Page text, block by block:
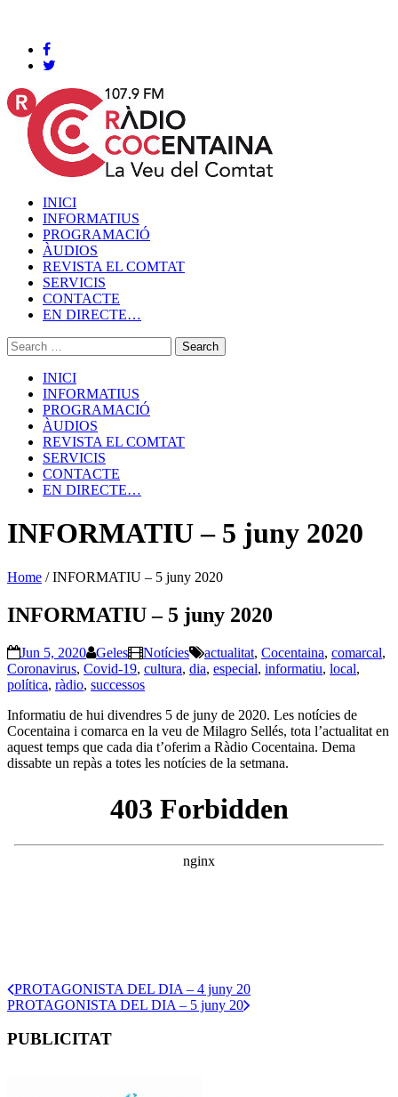
INICI
INFORMATIUS
PROGRAMACIÓ
ÀUDIOS
REVISTA EL COMTAT
SERVICIS
CONTACTE
EN DIRECTE…
INICI
INFORMATIUS
PROGRAMACIÓ
ÀUDIOS
REVISTA EL COMTAT
SERVICIS
CONTACTE
EN DIRECTE…
INFORMATIU – 5 juny 2020
Home /INFORMATIU – 5 juny 2020
INFORMATIU – 5 juny 2020
Jun 5, 2020 Geles Notícies actualitat, Cocentaina, comarcal,
Coronavirus, Covid-19, cultura, dia, especial, informatiu, local,
política, ràdio, successos
Informatiu de hui divendres 5 de juny de 2020. Les notícies de
Cocentaina i comarca en la veu de Milagro Sellés, tota l’actualitat en
aquest temps que cada dia t’oferim a Ràdio Cocentaina. Dema
dissabte un repàs a totes les notícies de la setmana.
PROTAGONISTA DEL DIA – 4 juny 20
PROTAGONISTA DEL DIA – 5 juny 20
PUBLICITAT